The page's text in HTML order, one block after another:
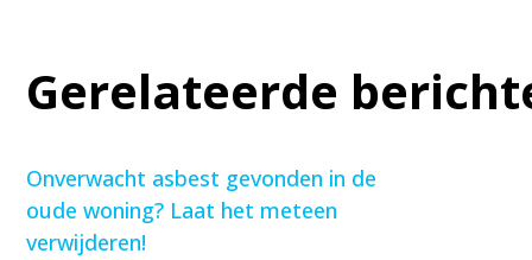
Gerelateerde
Onverwacht asbest gevonden in de
oude woning? Laat het meteen
verwijderen!